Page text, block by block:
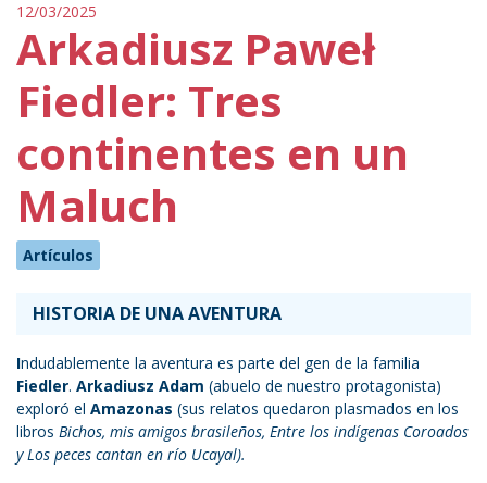
12/03/2025
Arkadiusz Paweł
Fiedler: Tres
continentes en un
Maluch
Artículos
HISTORIA DE UNA AVENTURA
Indudablemente la aventura es parte del gen de la familia
Fiedler. Arkadiusz Adam (abuelo de nuestro protagonista)
exploró el Amazonas (sus relatos quedaron plasmados en los
libros Bichos, mis amigos brasileños, Entre los indígenas Coroados
y Los peces cantan en río Ucayal).